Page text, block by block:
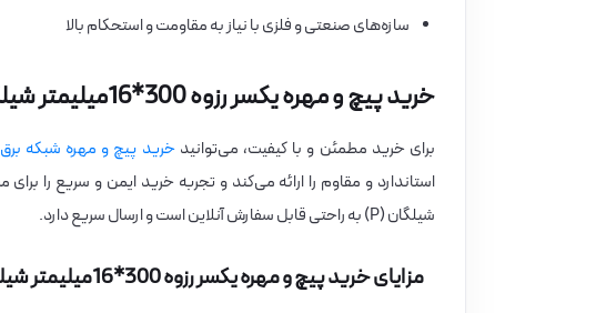
سازه‌های صنعتی و فلزی با نیاز به مقاومت و استحکام بالا
خرید پیچ و مهره یکسر رزوه 300*16میلیمتر شیلگان (P)
برای خرید مطمئن و با کیفیت، می‌توانیدخرید پیچ و مهره شبکه برق
شیلگان (P) به راحتی قابل سفارش آنلاین است و ارسال سریع دارد.
مزایای خرید پیچ و مهره یکسر رزوه 300*16میلیمتر شیلگان (P) از فروشگاه برق بازار